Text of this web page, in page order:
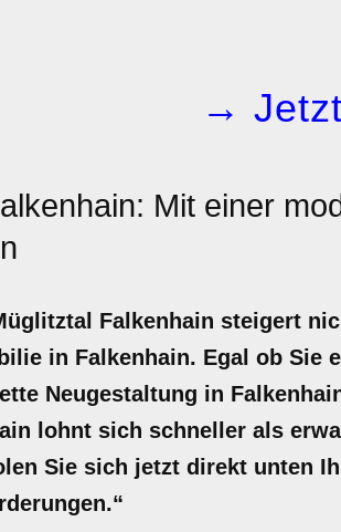
→
Mit einer
Falkenhain steigert
in Falkenhain. Egal ob Sie
Neugestaltung in
lohnt sich schneller als
Sie sich jetzt direkt unten